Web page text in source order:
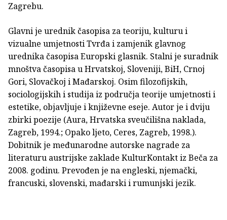
Zagrebu.
Glavni je urednik časopisa za teoriju, kulturu i
vizualne umjetnosti Tvrđa i zamjenik glavnog
urednika časopisa Europski glasnik. Stalni je suradnik
mnoštva časopisa u Hrvatskoj, Sloveniji, BiH, Crnoj
Gori, Slovačkoj i Mađarskoj. Osim filozofijskih,
sociologijskih i studija iz područja teorije umjetnosti i
estetike, objavljuje i književne eseje. Autor je i dviju
zbirki poezije (Aura, Hrvatska sveučilišna naklada,
Zagreb, 1994.; Opako ljeto, Ceres, Zagreb, 1998.).
Dobitnik je međunarodne autorske nagrade za
literaturu austrijske zaklade KulturKontakt iz Beča za
2008. godinu. Prevođen je na engleski, njemački,
francuski, slovenski, mađarski i rumunjski jezik.